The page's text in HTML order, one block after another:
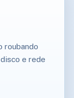
roubando
e rede